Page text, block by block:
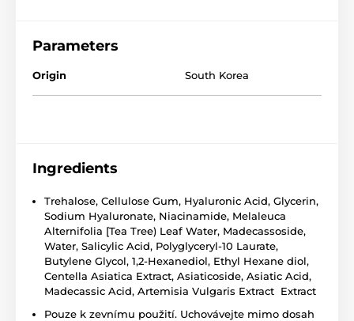
Parameters
Origin South Korea
Ingredients
Trehalose, Cellulose Gum, Hyaluronic Acid, Glycerin,
Sodium Hyaluronate, Niacinamide, Melaleuca
Alternifolia [Tea Tree) Leaf Water, Madecassoside,
Water, Salicylic Acid, Polyglyceryl-10 Laurate,
Butylene Glycol, 1,2-Hexanediol, Ethyl Hexane diol,
Centella Asiatica Extract, Asiaticoside, Asiatic Acid,
Madecassic Acid, Artemisia Vulgaris Extract Extract
Pouze k zevnímu použití. Uchovávejte mimo dosah